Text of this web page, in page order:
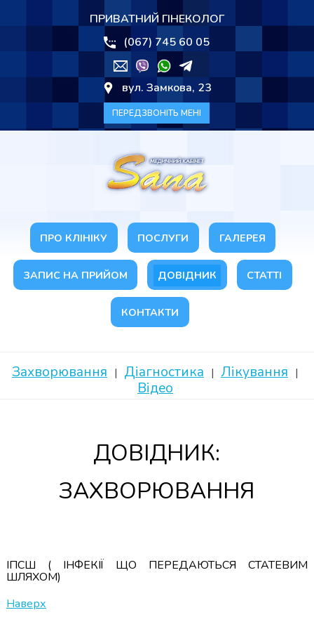
ПРИВАТНИЙ ГІНЕКОЛОГ
(067) 745 60 05
вул. Замкова, 23
ПЕРЕДЗВОНІТЬ МЕНІ
ПРО КЛІНІКУ ПОСЛУГИ ГАЛЕРЕЯ
ЗАПИС НА ПРИЙОМ ДОВІДНИК СТАТТІ
КОНТАКТИ
Захворювання Діагностика
Лікування
Відео
ДОВІДНИК:
ЗАХВОРЮВАННЯ
ІПСШ ( ІНФЕКІЇ ЩО ПЕРЕДАЮТЬСЯ СТАТЕВИМ
ШЛЯХОМ)
Наверх